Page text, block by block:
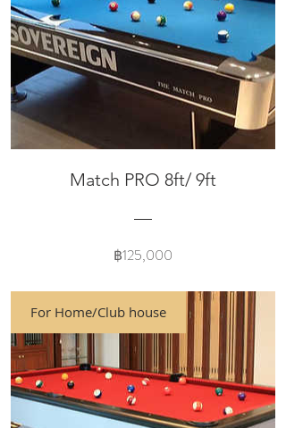
Match PRO 8ft/ 9ft
฿125,000
For Home/Club house